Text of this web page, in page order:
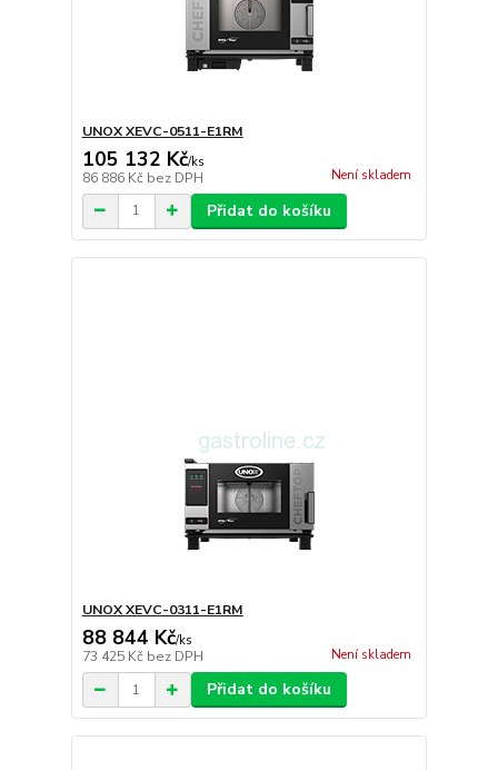
UNOX XEVC-0511-E1RM
105 132 Kč/ks
86 886 Kč bez DPH Není skladem
Přidat do košíku
UNOX XEVC-0311-E1RM
88 844 Kč/ks
73 425 Kč bez DPH Není skladem
Přidat do košíku